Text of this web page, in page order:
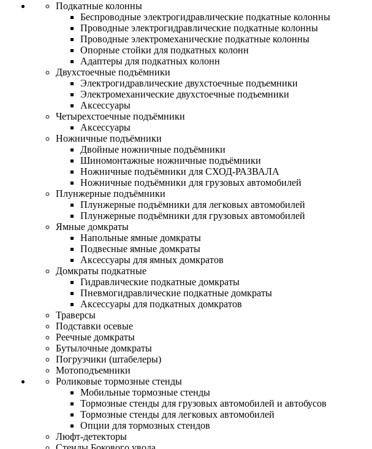
Подкатные колонны
Беспроводные электрогидравлические подкатные колонны
Проводные электрогидравлические подкатные колонны
Проводные электромеханические подкатные колонны
Опорные стойки для подкатных колонн
Адаптеры для подкатных колонн
Двухстоечные подъёмники
Электрогидравлические двухстоечные подъемники
Электромеханические двухстоечные подъемники
Аксессуары
Четырехстоечные подъёмники
Аксессуары
Ножничные подъёмники
Двойные ножничные подъёмники
Шиномонтажные ножничные подъёмники
Ножничные подъёмники для СХОД-РАЗВАЛА
Ножничные подъёмники для грузовых автомобилей
Плунжерные подъёмники
Плунжерные подъёмники для легковых автомобилей
Плунжерные подъёмники для грузовых автомобилей
Ямные домкраты
Напольные ямные домкраты
Подвесные ямные домкраты
Аксессуары для ямных домкратов
Домкраты подкатные
Гидравлические подкатные домкраты
Пневмогидравлические подкатные домкраты
Аксессуары для подкатных домкратов
Траверсы
Подставки осевые
Реечные домкраты
Бутылочные домкраты
Погрузчики (штабелеры)
Мотоподъемники
Роликовые тормозные стенды
Мобильные тормозные стенды
Тормозные стенды для грузовых автомобилей и автобусов
Тормозные стенды для легковых автомобилей
Опции для тормозных стендов
Люфт-детекторы